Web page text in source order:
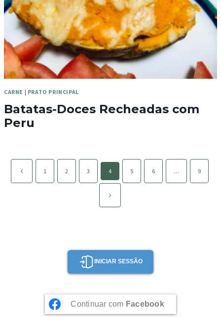
CARNE | PRATO PRINCIPAL
Batatas-Doces Recheadas com
Peru
Page
navigation
Página
anterior
1 2 3 4 5 6 … 9
Página
seguinte
INICIAR SESSÃO
Continuar com Facebook